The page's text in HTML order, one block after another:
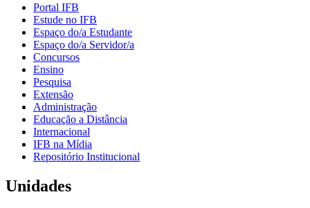
Portal IFB
Estude no IFB
Espaço do/a Estudante
Espaço do/a Servidor/a
Concursos
Ensino
Pesquisa
Extensão
Administração
Educação a Distância
Internacional
IFB na Mídia
Repositório Institucional
Unidades